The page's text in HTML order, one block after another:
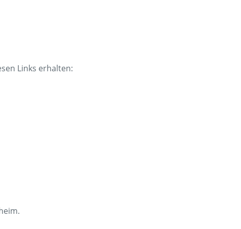
Links erhalten: